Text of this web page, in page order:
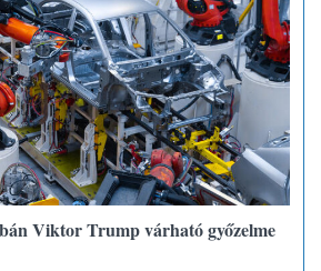
Viktor Trump várható győzelme